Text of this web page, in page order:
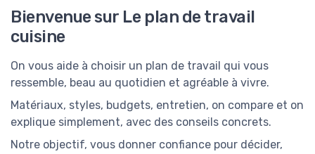
Bienvenue sur Le plan de travail
cuisine
On vous aide à choisir un plan de travail qui vous
ressemble, beau au quotidien et agréable à vivre.
Matériaux, styles, budgets, entretien, on compare et on
explique simplement, avec des conseils concrets.
Notre objectif, vous donner confiance pour décider,